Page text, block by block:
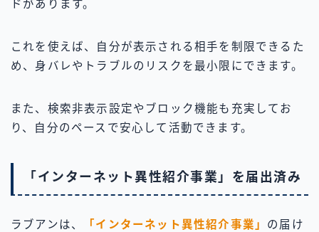
ドがあります。
これを使えば、自分が表示される相手を制限できるた
め、身バレやトラブルのリスクを最小限にできます。
また、検索非表示設定やブロック機能も充実してお
り、自分のペースで安心して活動できます。
「インターネット異性紹介事業」を届出済み
ラブアンは、 「インターネット異性紹介事業」 の届け